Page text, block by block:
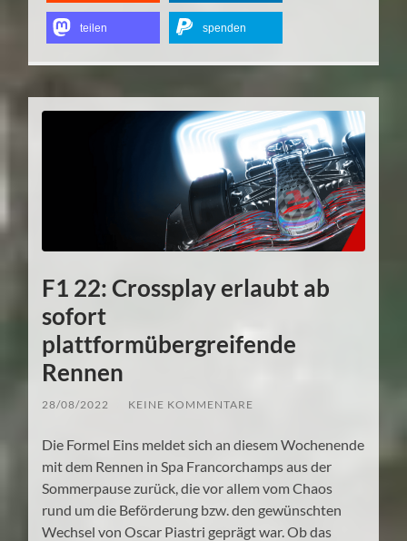
teilen spenden
F1 22: Crossplay erlaubt ab
sofort
plattformübergreifende
Rennen
28/08/2022 KEINE KOMMENTARE
Die Formel Eins meldet sich an diesem Wochenende
mit dem Rennen in Spa Francorchamps aus der
Sommerpause zurück, die vor allem vom Chaos
rund um die Beförderung bzw. den gewünschten
Wechsel von Oscar Piastri geprägt war. Ob das